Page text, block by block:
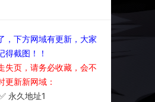
，下方网域有更新，大家
得截图！！
失页，请务必收藏，会不
更新新网域：
永久地址1